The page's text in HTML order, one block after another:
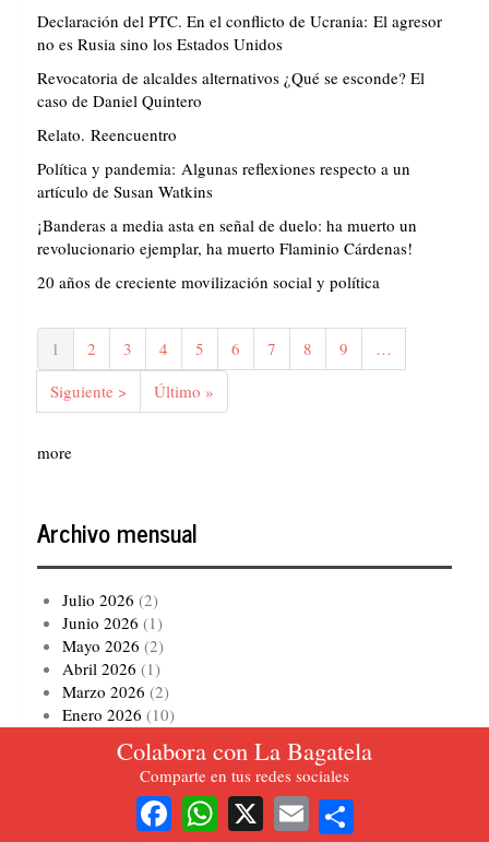
Colabora con La Bagatela
Comparte en tus redes sociales
FacebookWhatsApp
X Email
Declaración del PTC. En el conflicto de Ucrania: El agresor
no es Rusia sino los Estados Unidos
Revocatoria de alcaldes alternativos ¿Qué se esconde? El
caso de Daniel Quintero
Relato. Reencuentro
Política y pandemia: Algunas reflexiones respecto a un
artículo de Susan Watkins
¡Banderas a media asta en señal de duelo: ha muerto un
revolucionario ejemplar, ha muerto Flaminio Cárdenas!
20 años de creciente movilización social y política
Paginación
Página
actual
1 Página
2 Página
3 Página
4 Página
5 Página
6 Página
7 Página
8 Página
9
…
Siguiente
página
Siguiente >
Última
página
Último »
more
Archivo mensual
Julio 2026 (2)
Junio 2026 (1)
Mayo 2026 (2)
Abril 2026 (1)
Marzo 2026 (2)
Enero 2026 (10)
Noviembre 2025(2)
Octubre 2025(2)
Agosto 2025(1)